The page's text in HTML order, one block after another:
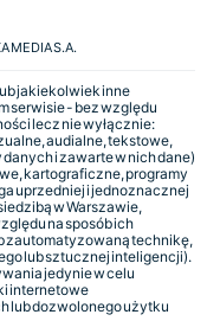
MEDIA S.A.
jakiekolwiek inne
serwisie - bez względu
lecz nie wyłącznie:
audialne, tekstowe,
i zawarte w nich dane)
kartograficzne, programy
uprzedniej i jednoznacznej
w Warszawie,
na sposób ich
zautomatyzowaną technikę,
lub sztucznej inteligencji).
jedynie w celu
internetowe
lub dozwolonego użytku